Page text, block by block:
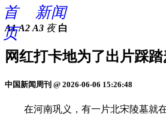
首
页
新闻
A1 A2 A3 夜 白
网红打卡地为了出片踩踏
中国新闻周刊 @ 2026-06-06 15:26:48
在河南巩义，有一片北宋陵墓就